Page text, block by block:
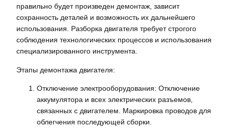
правильно будет произведен демонтаж, зависит
сохранность деталей и возможность их дальнейшего
использования. Разборка двигателя требует строгого
соблюдения технологических процессов и использования
специализированного инструмента.
Этапы демонтажа двигателя:
Отключение электрооборудования: Отключение
аккумулятора и всех электрических разъемов,
связанных с двигателем. Маркировка проводов для
облегчения последующей сборки.